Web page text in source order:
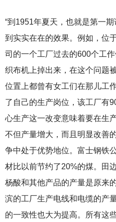
“到1951年夏天，也就是第一
到实实在在的效果。例如，位
司的一个工厂过去的600个工
织布机上掉出来，在这个问题
位置上都曾有女工们在那儿工
了自己的生产岗位，该工厂有
心生产这一改变意味着要在生
不但产量增大，而且明显改善
争中处于优势地位。富士钢铁
材比以前节约了20%的煤。田
杨酸和其他产品的产量是原来
滨的工厂生产电线和电缆的产
的一致性也大为提高。所有这